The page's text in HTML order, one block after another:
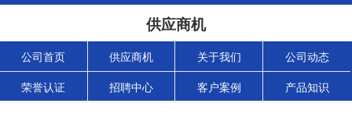
供应商机
公司首页 供应商机 关于我们 公司动态
荣誉认证 招聘中心 客户案例 产品知识